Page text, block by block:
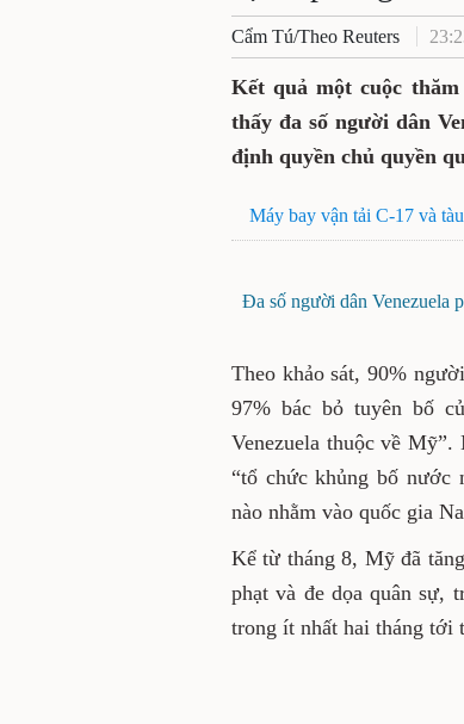
VĂN BẢN, CHÍNH SÁCH MỚI
Cẩm Tú/Theo Reuters
Kết quả một cuộc
thấy đa số người dân
định quyền chủ quyền
Máy bay vận tải C-17 và
Đa số người dân Venezuela
Theo khảo sát, 90%
97% bác bỏ tuyên bố
Venezuela thuộc về
“tổ chức khủng bố nước
nào nhằm vào quốc gia
Kể từ tháng 8, Mỹ đã
phạt và đe dọa quân sự,
trong ít nhất hai tháng tới